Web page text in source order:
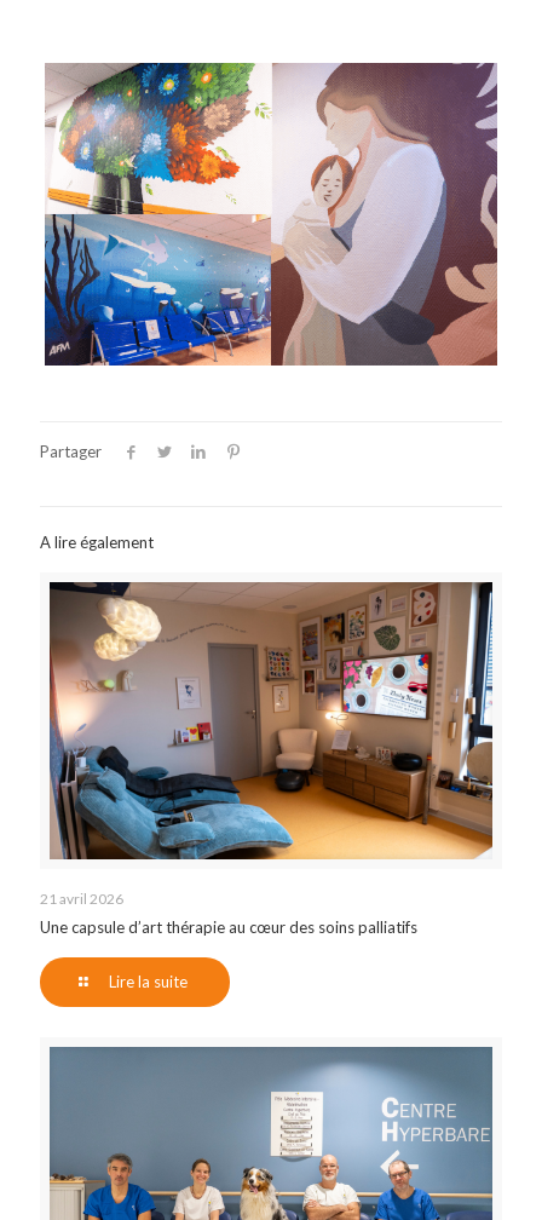
Partager
A lire également
21 avril 2026
Une capsule d’art thérapie au cœur des soins palliatifs
Lire la suite